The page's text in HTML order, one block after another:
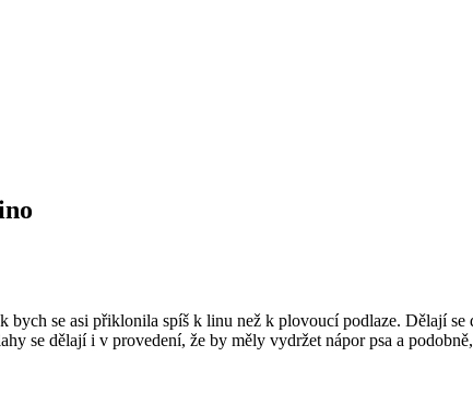
bych se asi přiklonila spíš k linu než k plovoucí podlaze. Dělají se
se dělají i v provedení, že by měly vydržet nápor psa a